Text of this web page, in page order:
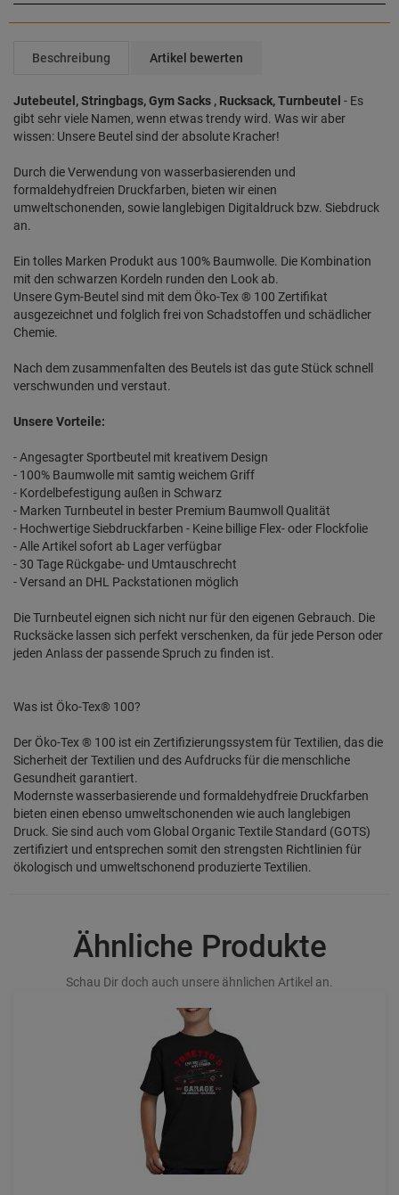
Beschreibung Artikel bewerten
Jutebeutel, Stringbags, Gym Sacks , Rucksack, Turnbeutel - Es
gibt sehr viele Namen, wenn etwas trendy wird. Was wir aber
wissen: Unsere Beutel sind der absolute Kracher!
Durch die Verwendung von wasserbasierenden und
formaldehydfreien Druckfarben, bieten wir einen
umweltschonenden, sowie langlebigen Digitaldruck bzw. Siebdruck
an.
Ein tolles Marken Produkt aus 100% Baumwolle. Die Kombination
mit den schwarzen Kordeln runden den Look ab.
Unsere Gym-Beutel sind mit dem Öko-Tex ® 100 Zertifikat
ausgezeichnet und folglich frei von Schadstoffen und schädlicher
Chemie.
Nach dem zusammenfalten des Beutels ist das gute Stück schnell
verschwunden und verstaut.
Unsere Vorteile:
- Angesagter Sportbeutel mit kreativem Design
- 100% Baumwolle mit samtig weichem Griff
- Kordelbefestigung außen in Schwarz
- Marken Turnbeutel in bester Premium Baumwoll Qualität
- Hochwertige Siebdruckfarben - Keine billige Flex- oder Flockfolie
- Alle Artikel sofort ab Lager verfügbar
- 30 Tage Rückgabe- und Umtauschrecht
- Versand an DHL Packstationen möglich
Die Turnbeutel eignen sich nicht nur für den eigenen Gebrauch. Die
Rucksäcke lassen sich perfekt verschenken, da für jede Person oder
jeden Anlass der passende Spruch zu finden ist.
Was ist Öko-Tex® 100?
Der Öko-Tex ® 100 ist ein Zertifizierungssystem für Textilien, das die
Sicherheit der Textilien und des Aufdrucks für die menschliche
Gesundheit garantiert.
Modernste wasserbasierende und formaldehydfreie Druckfarben
bieten einen ebenso umweltschonenden wie auch langlebigen
Druck. Sie sind auch vom Global Organic Textile Standard (GOTS)
zertifiziert und entsprechen somit den strengsten Richtlinien für
ökologisch und umweltschonend produzierte Textilien.
Ähnliche Produkte
Schau Dir doch auch unsere ähnlichen Artikel an.